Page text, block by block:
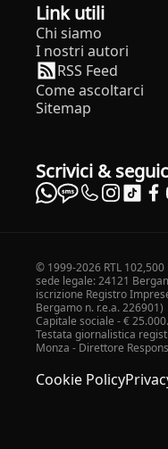
Link utili
Chi siamo
I nostri autori
RSS Feed
Come ascoltarci
Sitemap
Scrivici &
© 1999-2026 RTL 102,500
sede legale: 24121
iscrizione Registro
Bergamo n. r.e.a. 226901)
Capitale sociale - €
Testata giornalistica
Monza - Direttore
Cookie Policy